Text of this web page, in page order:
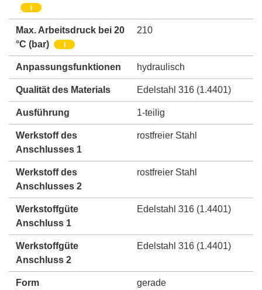
i
Max. Arbeitsdruck bei 20
°C (bar)
i
210
Anpassungsfunktionen hydraulisch
Qualität des Materials Edelstahl 316 (1.4401)
Ausführung 1-teilig
Werkstoff des
Anschlusses 1
rostfreier Stahl
Werkstoff des
Anschlusses 2
rostfreier Stahl
Werkstoffgüte
Anschluss 1
Edelstahl 316 (1.4401)
Werkstoffgüte
Anschluss 2
Edelstahl 316 (1.4401)
Form gerade